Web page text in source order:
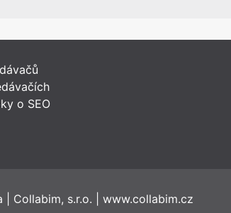
o SEO
Collabim, s.r.o. www.collabim.cz